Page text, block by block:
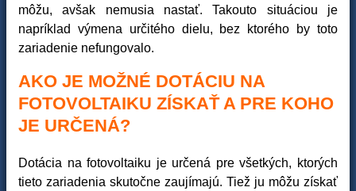
môžu, avšak nemusia nastať. Takouto situáciou je
napríklad výmena určitého dielu, bez ktorého by toto
zariadenie nefungovalo.
AKO JE MOŽNÉ DOTÁCIU NA
FOTOVOLTAIKU ZÍSKAŤ A PRE KOHO
JE URČENÁ?
Dotácia na fotovoltaiku je určená pre všetkých, ktorých
tieto zariadenia skutočne zaujímajú. Tiež ju môžu získať